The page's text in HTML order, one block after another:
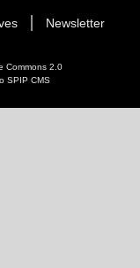
Newsletter
Commons 2.0